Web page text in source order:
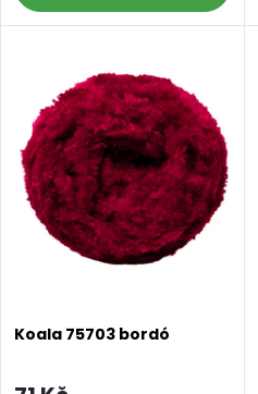
u
t
ů
u
t
ů
Koala 75703 bordó